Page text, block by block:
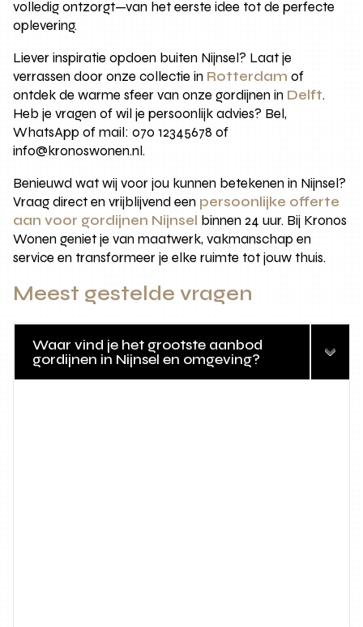
volledig ontzorgt—van het eerste idee tot de perfecte
oplevering.
Liever inspiratie opdoen buiten Nijnsel? Laat je
verrassen door onze collectie in Rotterdam of
ontdek de warme sfeer van onze gordijnen in Delft.
Heb je vragen of wil je persoonlijk advies? Bel,
WhatsApp of mail: 070 12345678 of
info@kronoswonen.nl.
Benieuwd wat wij voor jou kunnen betekenen in Nijnsel?
Vraag direct en vrijblijvend een persoonlijke offerte
aan voor gordijnen Nijnsel binnen 24 uur. Bij Kronos
Wonen geniet je van maatwerk, vakmanschap en
service en transformeer je elke ruimte tot jouw thuis.
Meest gestelde vragen
Waar vind je het grootste aanbod
gordijnen in Nijnsel en omgeving?